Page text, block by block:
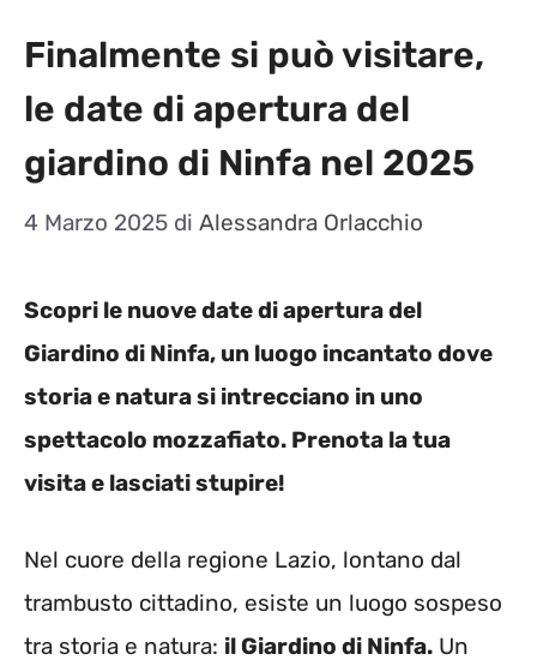
Finalmente si può visitare,
le date di apertura del
giardino di Ninfa nel 2025
4 Marzo 2025 di Alessandra Orlacchio
Scopri le nuove date di apertura del
Giardino di Ninfa, un luogo incantato dove
storia e natura si intrecciano in uno
spettacolo mozzafiato. Prenota la tua
visita e lasciati stupire!
Nel cuore della regione Lazio, lontano dal
trambusto cittadino, esiste un luogo sospeso
tra storia e natura: il Giardino di Ninfa. Un